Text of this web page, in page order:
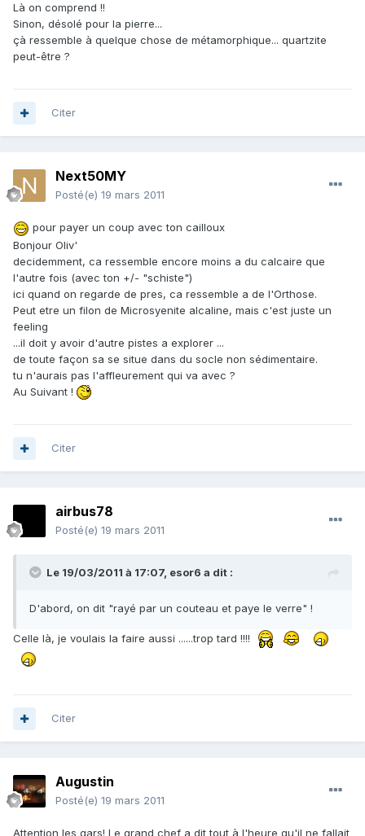
Là on comprend !!
Sinon, désolé pour la pierre...
çà ressemble à quelque chose de métamorphique... quartzite
peut-être ?
Citer
Next50MY
Posté(e) 19 mars 2011
pour payer un coup avec ton cailloux
Bonjour Oliv'
decidemment, ca ressemble encore moins a du calcaire que
l'autre fois (avec ton +/- "schiste")
ici quand on regarde de pres, ca ressemble a de l'Orthose.
Peut etre un filon de Microsyenite alcaline, mais c'est juste un
feeling
...il doit y avoir d'autre pistes a explorer ...
de toute façon sa se situe dans du socle non sédimentaire.
tu n'aurais pas l'affleurement qui va avec ?
Au Suivant !
Citer
airbus78
Posté(e) 19 mars 2011
Le 19/03/2011 à 17:07, esor6 a dit :
D'abord, on dit "rayé par un couteau et paye le verre" !
Celle là, je voulais la faire aussi ......trop tard !!!!
Citer
Augustin
Posté(e) 19 mars 2011
Attention les gars! Le grand chef a dit tout à l'heure qu'il ne fallait